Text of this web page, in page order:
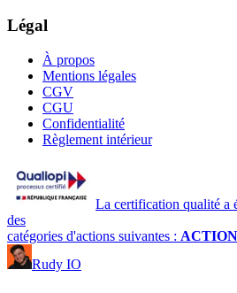
Légal
À propos
Mentions légales
CGV
CGU
Confidentialité
Règlement intérieur
La certification qualité a
des
catégories d'actions suivantes :
Rudy IO